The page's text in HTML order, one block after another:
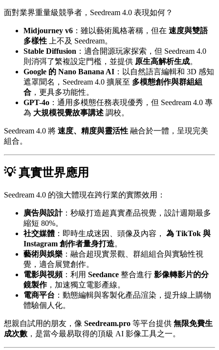
面對業界重量級競爭者，Seedream 4.0 表現如何？
Midjourney v6 ：雖以藝術風格著稱，但在 速度與雙語
多樣性 上不及 Seedream。
Stable Diffusion ：適合開源玩家探索，但 Seedream 4.0
則消弭了繁複設定門檻，並提供 原生高解析生成。
Google 的 Nano Banana AI ：以自然語言編輯和 3D 感知
遮罩聞名，Seedream 4.0 擴展至 多模態創作與群組組
合 ，更具多功能性。
GPT-4o ：通用多模態任務表現優秀，但 Seedream 4.0 專
為 大規模視覺故事講述 調校。
Seedream 4.0 將 速度、精度與靈活性 融合於一體，呈現完美
組合。
💡 真實世界應用
Seedream 4.0 的強大體現在跨行業的實際效用：
廣告與設計：秒級打造超真實產品視覺，設計週期最多
縮短 80%。
社交媒體 ：即時生成迷因、頭像及內容， 為 TikTok 與
Instagram 創作者量身打造。
藝術與娛樂 ：融合超現實景觀、群組組合與實驗性視
覺，適合展覽創作。
電影與視頻：利用 Seedance 整合進行 影像轉影片的分
鏡製作，加速獨立電影產線。
電商平台 ：動態編輯與客製化產品渲染，提升線上購物
體驗個人化。
想親自試用的朋友，像 Seedream.pro 等平台提供 無限免費生
成次數 ，是當今最易取得的頂級 AI 影像工具之一。